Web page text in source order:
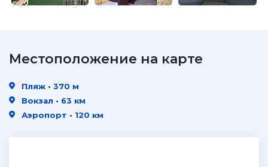
Местоположение на карте
Пляж • 370 м
Вокзал • 63 км
Аэропорт • 120 км